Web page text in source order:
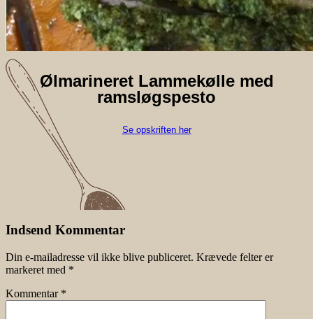
Ølmarineret Lammekølle med
ramsløgspesto
Se opskriften her
Indsend Kommentar
Din e-mailadresse vil ikke blive publiceret. Krævede felter er
markeret med *
Kommentar *